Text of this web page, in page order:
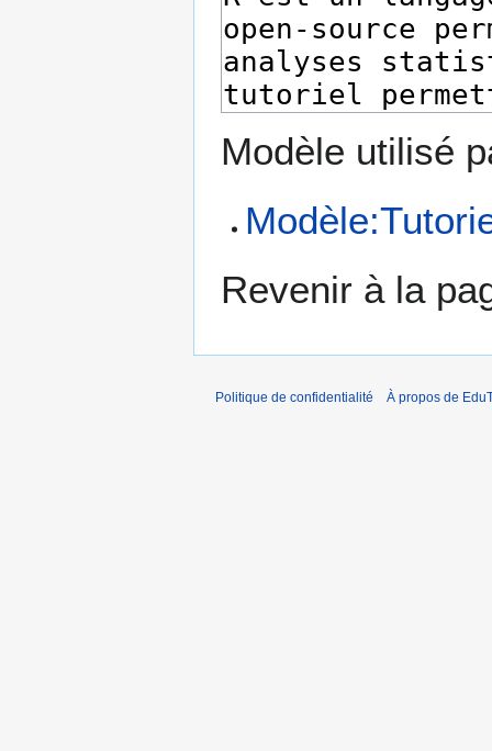
Modèle utilisé
Revenir à la
Politique de confidentialité À propos de